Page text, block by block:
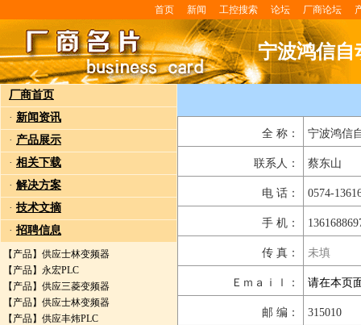
首页 新闻 工控搜索 论坛 厂商论坛
宁波鸿信自
厂商首页
· 新闻资讯
· 产品展示
· 相关下载
· 解决方案
· 技术文摘
· 招聘信息
【产品】 供应士林变频器
【产品】 永宏PLC
【产品】 供应三菱变频器
【产品】 供应士林变频器
【产品】 供应丰炜PLC
全 称： 宁波鸿信
联系人： 蔡东山
电 话： 0574-
手 机：
传 真： 未填
Ｅｍａｉｌ： 请在本页
邮 编： 315010